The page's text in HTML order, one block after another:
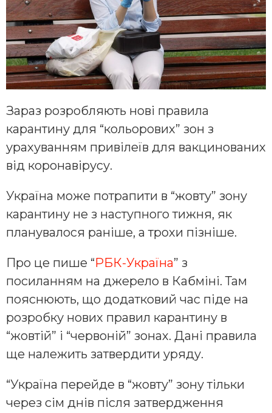
Зараз розробляють нові правила
карантину для “кольорових” зон з
урахуванням привілеїв для вакцинованих
від коронавірусу.
Україна може потрапити в “жовту” зону
карантину не з наступного тижня, як
планувалося раніше, а трохи пізніше.
Про це пише “РБК-Україна” з
посиланням на джерело в Кабміні. Там
пояснюють, що додатковий час піде на
розробку нових правил карантину в
“жовтій” і “червоній” зонах. Дані правила
ще належить затвердити уряду.
“Україна перейде в “жовту” зону тільки
через сім днів після затвердження